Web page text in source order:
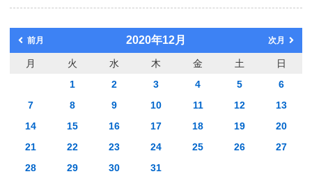
前月 2020年12月 次月
月 火 水 木 金 土
日
1
2 3 4 5
6
7
8 9 10 11 12
13
14
15 16 17 18 19
20
21
22 23 24 25 26
27
28
29 30 31